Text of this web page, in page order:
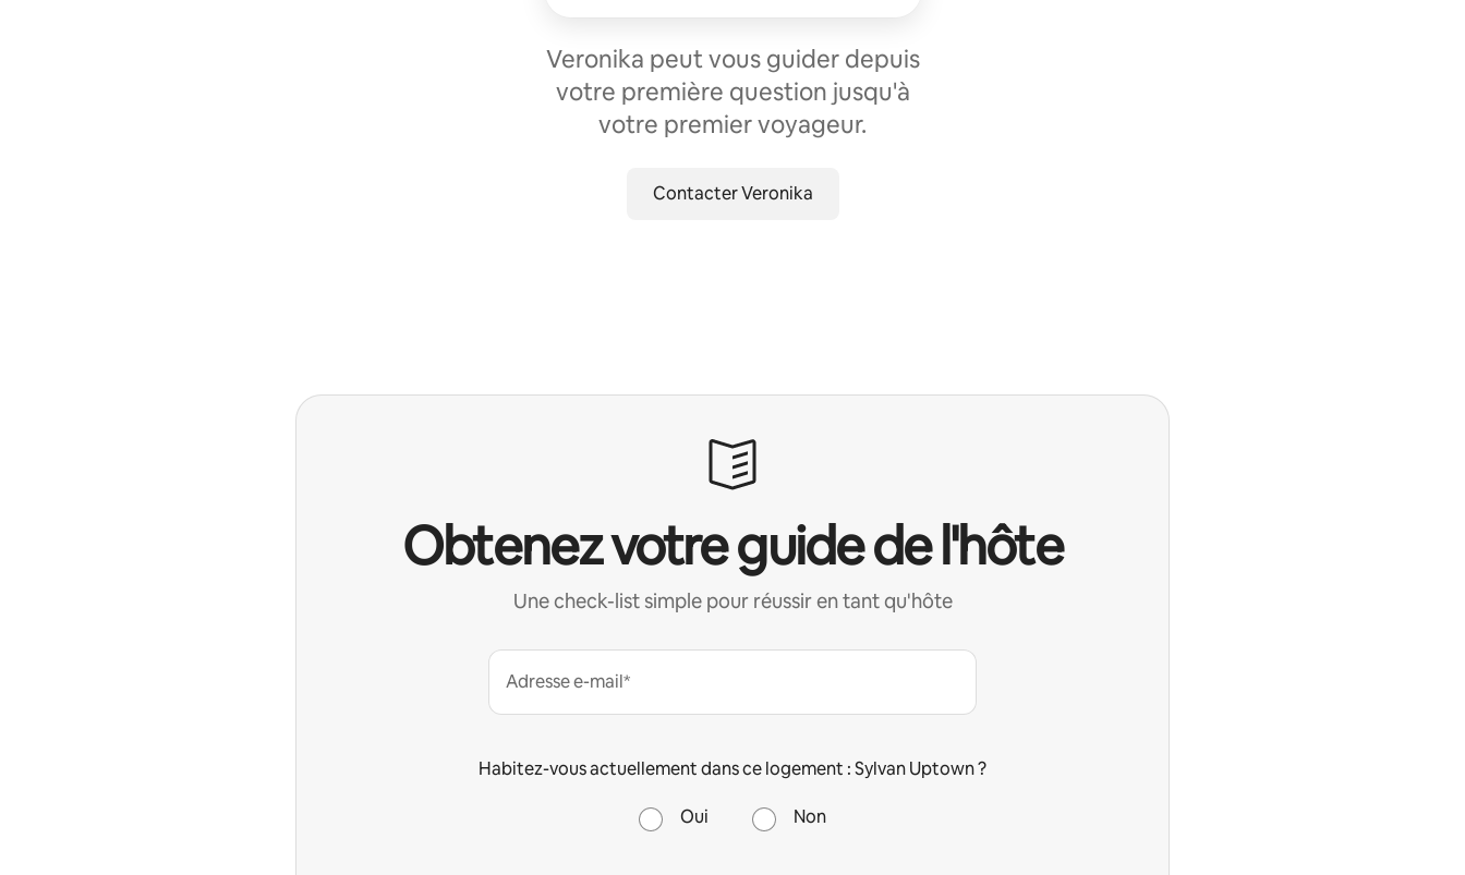
Veronika peut vous guider depuis
votre première question jusqu'à
votre premier voyageur.
Contacter Veronika
Obtenez votre guide de l'hôte
Une check-list simple pour réussir en tant qu'hôte
Adresse e-mail*
Habitez-vous actuellement dans ce logement : Sylvan Uptown ?
Oui Non